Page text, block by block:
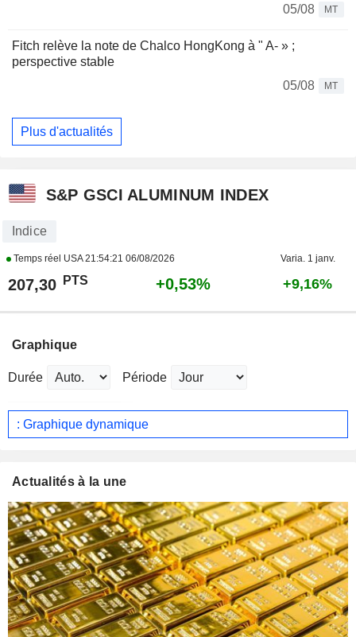
05/08
MT
Fitch relève la note de Chalco HongKong à " A- » ;
perspective stable
05/08
MT
Plus d'actualités
S&P GSCI ALUMINUM INDEX
Indice
Temps réel USA21:54:21 06/08/2026 Varia. 1 janv.
207,30 PTS +0,53% +9,16%
Graphique
Durée Période
: Graphique dynamique
Actualités à la une